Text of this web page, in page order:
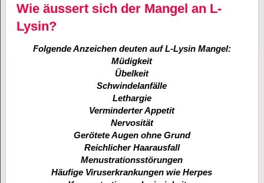
Wie äussert sich der Mangel an L-
Lysin?
Folgende Anzeichen deuten auf L-Lysin Mangel:
Müdigkeit
Übelkeit
Schwindelanfälle
Lethargie
Verminderter Appetit
Nervosität
Gerötete Augen ohne Grund
Reichlicher Haarausfall
Menustrationsstörungen
Häufige Viruserkrankungen wie Herpes